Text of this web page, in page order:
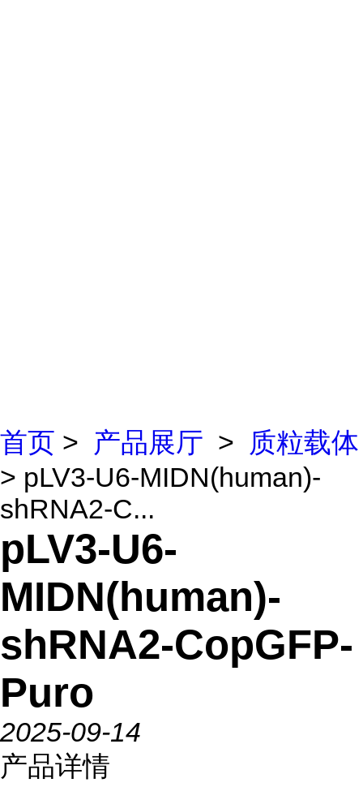
首页 > 产品展厅 >
质粒载体
> pLV3-U6-MIDN(human)-
shRNA2-C...
pLV3-U6-
MIDN(human)-
shRNA2-CopGFP-
Puro
2025-09-14
产品详情